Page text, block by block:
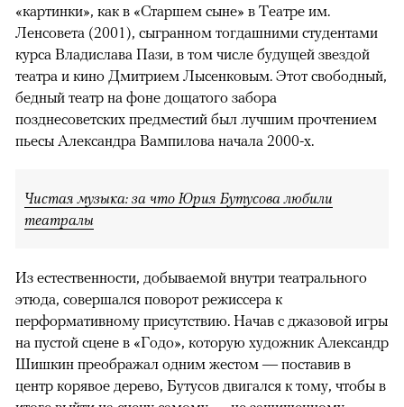
«картинки», как в «Старшем сыне» в Театре им.
Ленсовета (2001), сыгранном тогдашними студентами
курса Владислава Пази, в том числе будущей звездой
театра и кино Дмитрием Лысенковым. Этот свободный,
бедный театр на фоне дощатого забора
позднесоветских предместий был лучшим прочтением
пьесы Александра Вампилова начала 2000-х.
Чистая музыка: за что Юрия Бутусова любили
театралы
Из естественности, добываемой внутри театрального
этюда, совершался поворот режиссера к
перформативному присутствию. Начав с джазовой игры
на пустой сцене в «Годо», которую художник Александр
Шишкин преображал одним жестом — поставив в
центр корявое дерево, Бутусов двигался к тому, чтобы в